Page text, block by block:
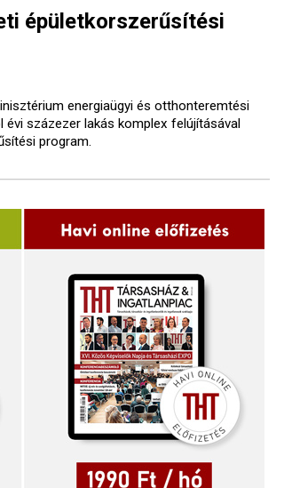
épületkorszerűsítési
energiaügyi és otthonteremtési
százezer lakás komplex felújításával
program.